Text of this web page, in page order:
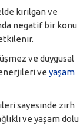
kırılgan ve
negatif bir konu
ve duygusal
enerjileri veyaşam
sayesinde zırh
ve yaşam dolu